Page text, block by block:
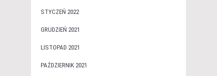
STYCZEŃ 2022
GRUDZIEŃ 2021
LISTOPAD 2021
PAŹDZIERNIK 2021